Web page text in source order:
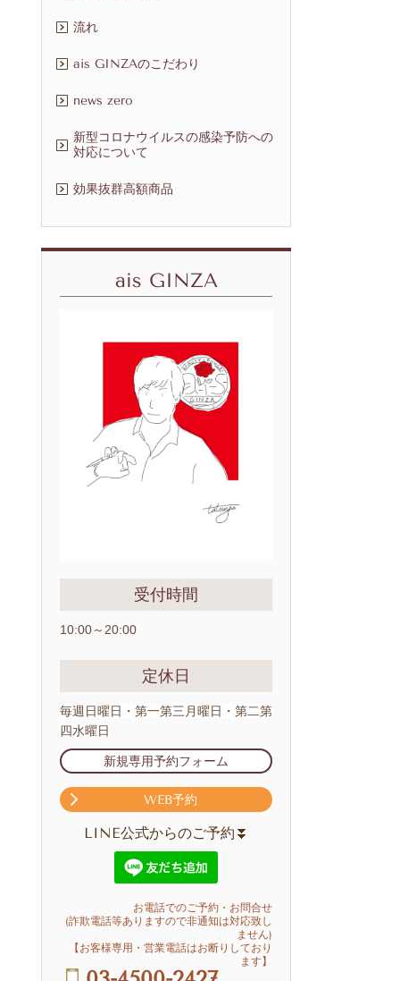
流れ
ais GINZAのこだわり
news zero
新型コロナウイルスの感染予防への
対応について
効果抜群高額商品
ais GINZA
受付時間
10:00～20:00
定休日
毎週日曜日・第一第三月曜日・第二第
四水曜日
新規専用予約フォーム
WEB予約
LINE公式からのご予約⏬
お電話でのご予約・お問合せ
(詐欺電話等ありますので非通知は対応致し
ません)
【お客様専用・営業電話はお断りしており
ます】